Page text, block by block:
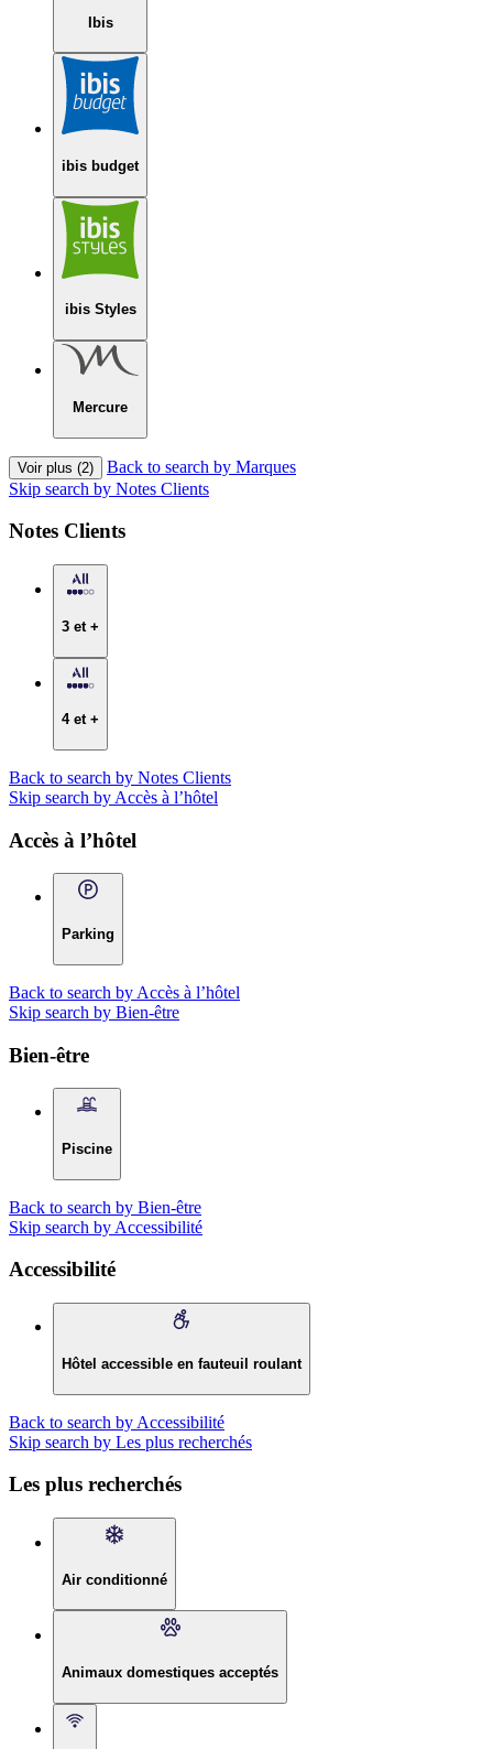
Ibis
ibis budget
ibis Styles
Mercure
Voir plus (2)
Back to search by Marques
Skip search by Notes Clients
Notes Clients
3 et +
4 et +
Back to search by Notes Clients
Skip search by Accès à l’hôtel
Accès à l’hôtel
Parking
Back to search by Accès à l’hôtel
Skip search by Bien-être
Bien-être
Piscine
Back to search by Bien-être
Skip search by Accessibilité
Accessibilité
Hôtel accessible en fauteuil roulant
Back to search by Accessibilité
Skip search by Les plus recherchés
Les plus recherchés
Air conditionné
Animaux domestiques acceptés